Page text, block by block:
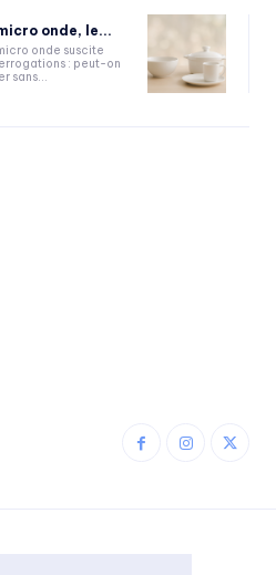
onde, le...
onde suscite
: peut-on
sans...